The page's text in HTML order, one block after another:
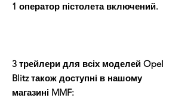
1 оператор пістолета включений.
3 трейлери для всіх моделей Opel
Blitz також доступні в нашому
магазині MMF: